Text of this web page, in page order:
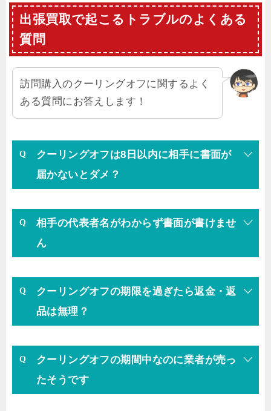
出張買取で起こるトラブルのよくある
質問
訪問購入のクーリングオフに関するよく
ある質問にお答えします！
クーリングオフは8日以内に相手に書面が
届かないとダメ？
相手の代表者名がわからず書面が書けませ
ん
クーリングオフの期限を過ぎたら返金・返
品は無理？
クーリングオフの期間中なのに業者が売っ
たそうです